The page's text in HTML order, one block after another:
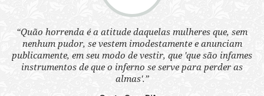
“Quão horrenda é a atitude daquelas mulheres que, sem
nenhum pudor, se vestem imodestamente e anunciam
publicamente, em seu modo de vestir, que 'que são infames
instrumentos de que o inferno se serve para perder as
almas'.”